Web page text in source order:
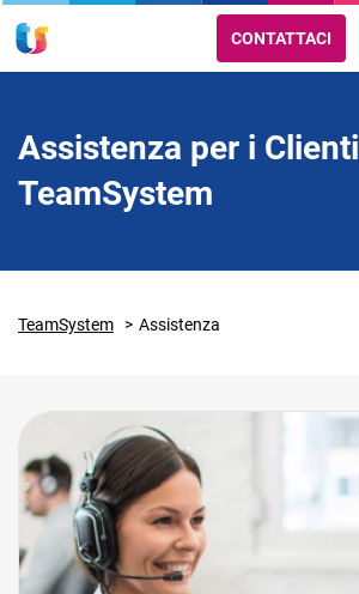
CONTATTACI
Assistenza per i Clienti
TeamSystem
TeamSystem Assistenza